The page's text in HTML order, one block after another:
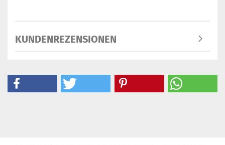
KUNDENREZENSIONEN